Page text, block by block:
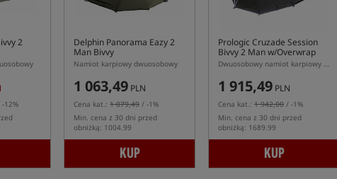
2
12%
Delphin Panorama Eazy 2
Man Bivvy
Namiot karpiowy dwuosobowy
1 063,49 PLN
Cena kat.: 1 079,49 / -1%
Min. cena z 30 dni przed
obniżką: 1004.99
KUP
Prologic Cruzade Session
Bivvy 2 Man w/Overwrap
Dwuosobowy namiot karpiowy z narzutą
1 915,49 PLN
Cena kat.: 1 942,00 / -1%
Min. cena z 30 dni przed
obniżką: 1689.99
KUP